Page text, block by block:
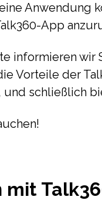
Anwendung
App
informieren wir
Vorteile der
schließlich
mit